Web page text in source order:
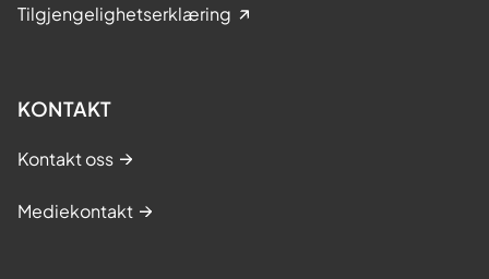
Tilgjengelighetserklæring
KONTAKT
Kontakt oss
Mediekontakt